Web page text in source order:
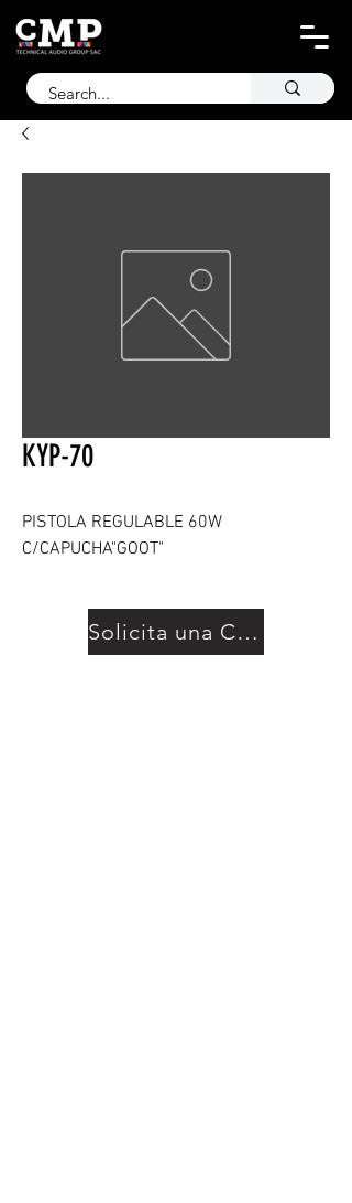
KYP-70
PISTOLA REGULABLE 60W
C/CAPUCHA"GOOT"
Solicita una Cotización